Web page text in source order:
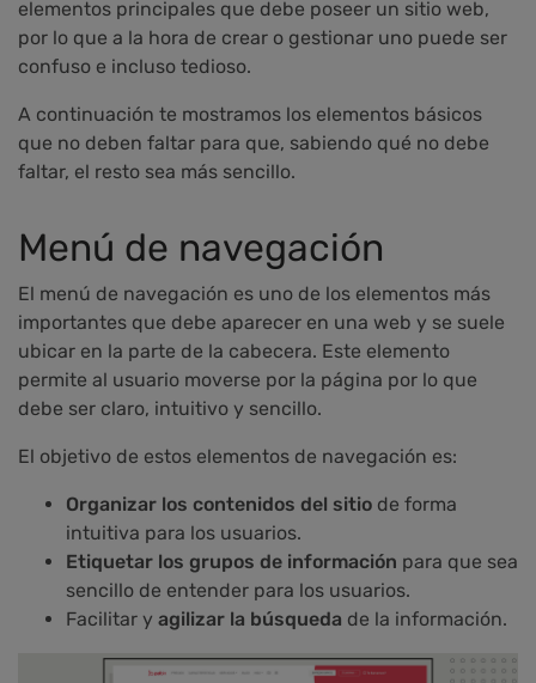
elementos principales que debe poseer un sitio web,
por lo que a la hora de crear o gestionar uno puede ser
confuso e incluso tedioso.
A continuación te mostramos los elementos básicos
que no deben faltar para que, sabiendo qué no debe
faltar, el resto sea más sencillo.
Menú de navegación
El menú de navegación es uno de los elementos más
importantes que debe aparecer en una web y se suele
ubicar en la parte de la cabecera. Este elemento
permite al usuario moverse por la página por lo que
debe ser claro, intuitivo y sencillo.
El objetivo de estos elementos de navegación es:
Organizar los contenidos del sitio de forma
intuitiva para los usuarios.
Etiquetar los grupos de información para que sea
sencillo de entender para los usuarios.
Facilitar y agilizar la búsqueda de la información.